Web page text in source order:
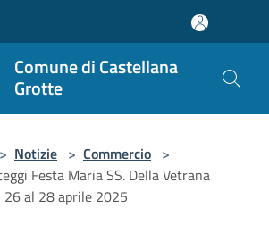
Comune di Castellana
Grotte
> Notizie > Commercio >
Festa Maria SS. Della Vetrana
26 al 28 aprile 2025